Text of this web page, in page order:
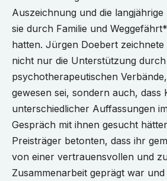
Auszeichnung und die
sie durch Familie und
hatten. Jürgen Doebert
nicht nur die Unterstützung durch
psychotherapeutischen
gewesen sei, sondern auch,
unterschiedlicher Auffassungen
Gespräch mit ihnen gesucht
Preisträger betonten, dass ihr
von einer vertrauensvollen und
Zusammenarbeit geprägt war